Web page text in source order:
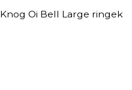
Knog Oi Bell Large